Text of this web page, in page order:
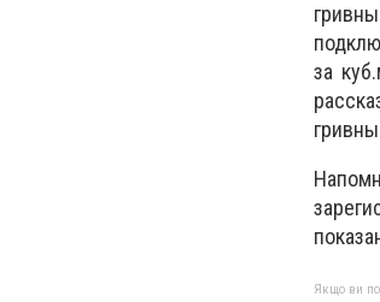
за
Якщо ви